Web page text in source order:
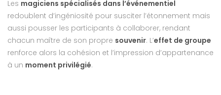
Les magiciens spécialisés dans l’événementiel
redoublent d’ingéniosité pour susciter l’étonnement mais
aussi pousser les participants à collaborer, rendant
chacun maître de son propre souvenir. L’effet de groupe
renforce alors la cohésion et l’impression d’appartenance
à un moment privilégié.